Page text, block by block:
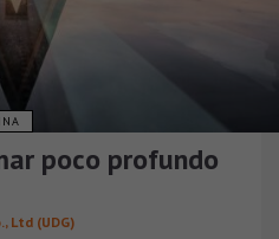
poco profundo
Ltd (UDG)